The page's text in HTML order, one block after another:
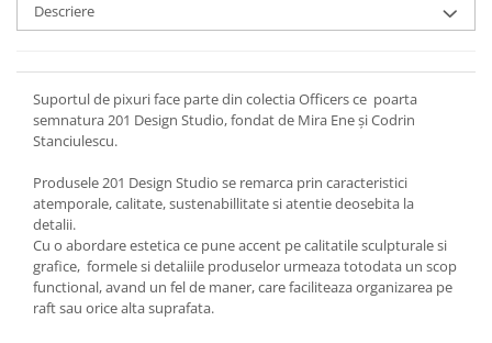
Descriere
Suportul de pixuri face parte din colectia Officers ce poarta
semnatura 201 Design Studio, fondat de Mira Ene și Codrin
Stanciulescu.
Produsele 201 Design Studio se remarca prin caracteristici
atemporale, calitate, sustenabillitate si atentie deosebita la
detalii.
Cu o abordare estetica ce pune accent pe calitatile sculpturale si
grafice, formele si detaliile produselor urmeaza totodata un scop
functional, avand un fel de maner, care faciliteaza organizarea pe
raft sau orice alta suprafata.